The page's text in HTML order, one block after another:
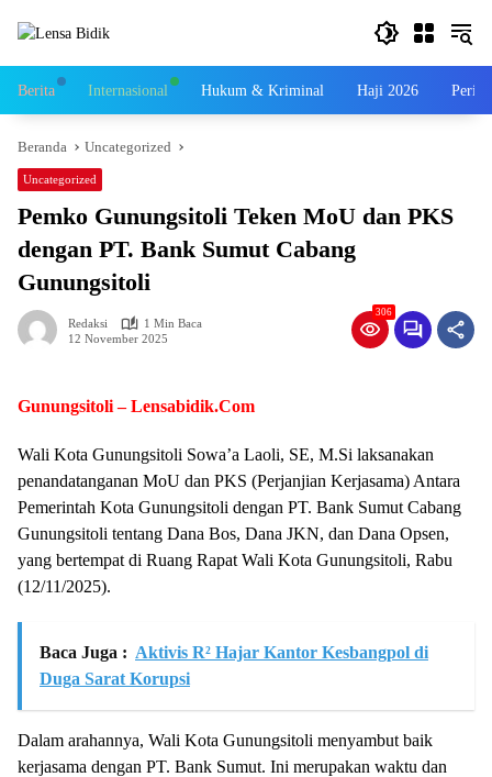
Berita Internasional Hukum & Kriminal Haji 2026
Beranda Uncategorized
Uncategorized
Pemko Gunungsitoli Teken MoU dan PKS
dengan PT. Bank Sumut Cabang
Gunungsitoli
Redaksi
1 Min Baca
12 November 2025
306
Gunungsitoli – Lensabidik.Com
Wali Kota Gunungsitoli Sowa’a Laoli, SE, M.Si laksanakan
penandatanganan MoU dan PKS (Perjanjian Kerjasama) Antara
Pemerintah Kota Gunungsitoli dengan PT. Bank Sumut Cabang
Gunungsitoli tentang Dana Bos, Dana JKN, dan Dana Opsen,
yang bertempat di Ruang Rapat Wali Kota Gunungsitoli, Rabu
(12/11/2025).
Baca Juga : Aktivis R² Hajar Kantor Kesbangpol di
Duga Sarat Korupsi
Dalam arahannya, Wali Kota Gunungsitoli menyambut baik
kerjasama dengan PT. Bank Sumut. Ini merupakan waktu dan